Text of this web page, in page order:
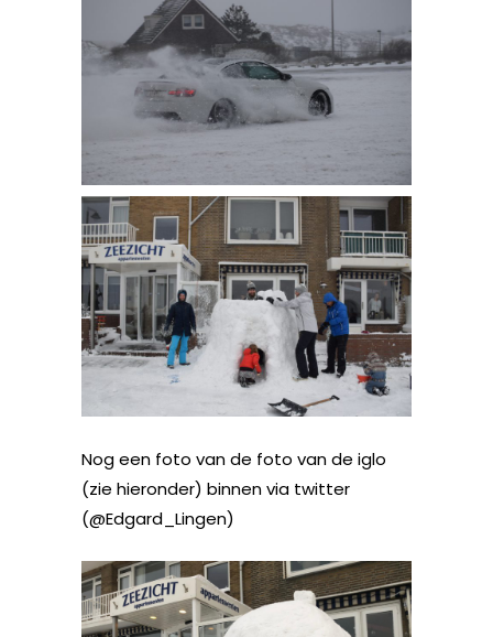
Nog een foto van de foto van de iglo
(zie hieronder) binnen via twitter
(@Edgard_Lingen)